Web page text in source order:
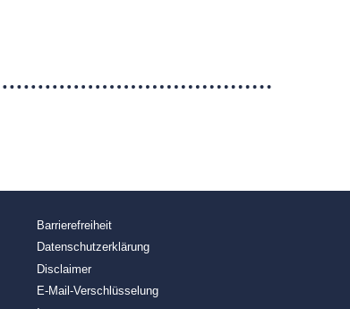
Barrierefreiheit
Datenschutzerklärung
Disclaimer
E-Mail-Verschlüsselung